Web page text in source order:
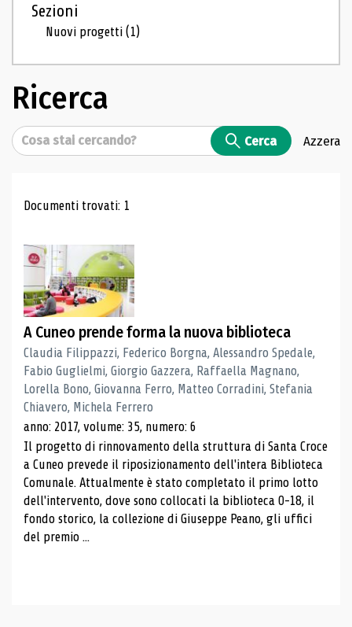
Sezioni
Nuovi progetti(1)
Ricerca
Cerca Cerca Azzera
Risultati di ricerca
Documenti trovati: 1
A Cuneo prende forma la nuova biblioteca
Claudia Filippazzi, Federico Borgna, Alessandro Spedale,
Fabio Guglielmi, Giorgio Gazzera, Raffaella Magnano,
Lorella Bono, Giovanna Ferro, Matteo Corradini, Stefania
Chiavero, Michela Ferrero
anno: 2017, volume: 35, numero: 6
Il progetto di rinnovamento della struttura di Santa Croce
a Cuneo prevede il riposizionamento dell'intera Biblioteca
Comunale. Attualmente è stato completato il primo lotto
dell'intervento, dove sono collocati la biblioteca 0-18, il
fondo storico, la collezione di Giuseppe Peano, gli uffici
del premio ...